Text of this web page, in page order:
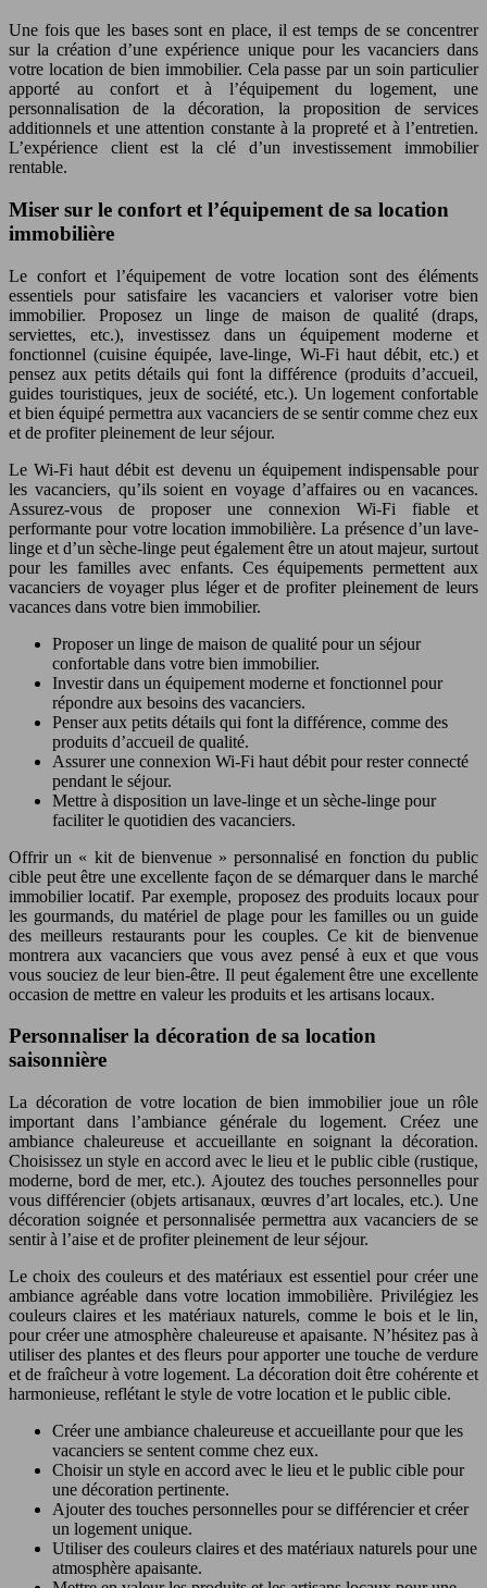
Une fois que les bases sont en place, il est temps de se concentrer
sur la création d’une expérience unique pour les vacanciers dans
votre location de bien immobilier. Cela passe par un soin particulier
apporté au confort et à l’équipement du logement, une
personnalisation de la décoration, la proposition de services
additionnels et une attention constante à la propreté et à l’entretien.
L’expérience client est la clé d’un investissement immobilier
rentable.
Miser sur le confort et l’équipement de sa location
immobilière
Le confort et l’équipement de votre location sont des éléments
essentiels pour satisfaire les vacanciers et valoriser votre bien
immobilier. Proposez un linge de maison de qualité (draps,
serviettes, etc.), investissez dans un équipement moderne et
fonctionnel (cuisine équipée, lave-linge, Wi-Fi haut débit, etc.) et
pensez aux petits détails qui font la différence (produits d’accueil,
guides touristiques, jeux de société, etc.). Un logement confortable
et bien équipé permettra aux vacanciers de se sentir comme chez eux
et de profiter pleinement de leur séjour.
Le Wi-Fi haut débit est devenu un équipement indispensable pour
les vacanciers, qu’ils soient en voyage d’affaires ou en vacances.
Assurez-vous de proposer une connexion Wi-Fi fiable et
performante pour votre location immobilière. La présence d’un lave-
linge et d’un sèche-linge peut également être un atout majeur, surtout
pour les familles avec enfants. Ces équipements permettent aux
vacanciers de voyager plus léger et de profiter pleinement de leurs
vacances dans votre bien immobilier.
Proposer un linge de maison de qualité pour un séjour
confortable dans votre bien immobilier.
Investir dans un équipement moderne et fonctionnel pour
répondre aux besoins des vacanciers.
Penser aux petits détails qui font la différence, comme des
produits d’accueil de qualité.
Assurer une connexion Wi-Fi haut débit pour rester connecté
pendant le séjour.
Mettre à disposition un lave-linge et un sèche-linge pour
faciliter le quotidien des vacanciers.
Offrir un « kit de bienvenue » personnalisé en fonction du public
cible peut être une excellente façon de se démarquer dans le marché
immobilier locatif. Par exemple, proposez des produits locaux pour
les gourmands, du matériel de plage pour les familles ou un guide
des meilleurs restaurants pour les couples. Ce kit de bienvenue
montrera aux vacanciers que vous avez pensé à eux et que vous
vous souciez de leur bien-être. Il peut également être une excellente
occasion de mettre en valeur les produits et les artisans locaux.
Personnaliser la décoration de sa location
saisonnière
La décoration de votre location de bien immobilier joue un rôle
important dans l’ambiance générale du logement. Créez une
ambiance chaleureuse et accueillante en soignant la décoration.
Choisissez un style en accord avec le lieu et le public cible (rustique,
moderne, bord de mer, etc.). Ajoutez des touches personnelles pour
vous différencier (objets artisanaux, œuvres d’art locales, etc.). Une
décoration soignée et personnalisée permettra aux vacanciers de se
sentir à l’aise et de profiter pleinement de leur séjour.
Le choix des couleurs et des matériaux est essentiel pour créer une
ambiance agréable dans votre location immobilière. Privilégiez les
couleurs claires et les matériaux naturels, comme le bois et le lin,
pour créer une atmosphère chaleureuse et apaisante. N’hésitez pas à
utiliser des plantes et des fleurs pour apporter une touche de verdure
et de fraîcheur à votre logement. La décoration doit être cohérente et
harmonieuse, reflétant le style de votre location et le public cible.
Créer une ambiance chaleureuse et accueillante pour que les
vacanciers se sentent comme chez eux.
Choisir un style en accord avec le lieu et le public cible pour
une décoration pertinente.
Ajouter des touches personnelles pour se différencier et créer
un logement unique.
Utiliser des couleurs claires et des matériaux naturels pour une
atmosphère apaisante.